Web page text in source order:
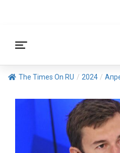
The Times On RU / 2024 /